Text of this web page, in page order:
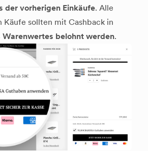
der vorherigen Einkäufe. Alle
Käufe sollten mit Cashback in
Warenwertes belohnt werden.